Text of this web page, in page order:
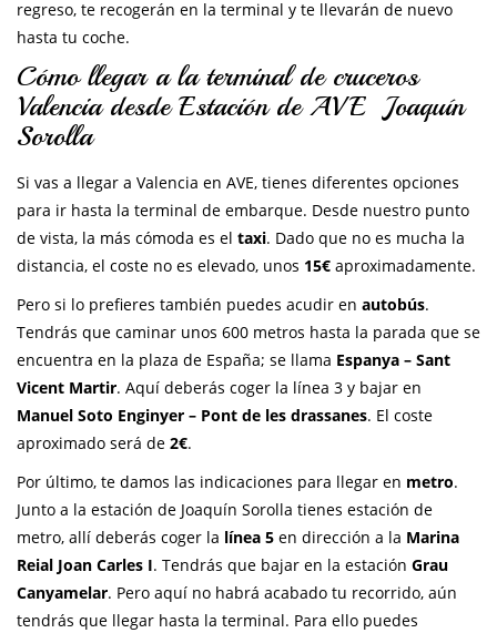
regreso, te recogerán en la terminal y te llevarán de nuevo
hasta tu coche.
Cómo llegar a la terminal de cruceros
Valencia desde Estación de AVE Joaquín
Sorolla
Si vas a llegar a Valencia en AVE, tienes diferentes opciones
para ir hasta la terminal de embarque. Desde nuestro punto
de vista, la más cómoda es el taxi. Dado que no es mucha la
distancia, el coste no es elevado, unos 15€ aproximadamente.
Pero si lo prefieres también puedes acudir en autobús.
Tendrás que caminar unos 600 metros hasta la parada que se
encuentra en la plaza de España; se llama Espanya – Sant
Vicent Martir. Aquí deberás coger la línea 3 y bajar en
Manuel Soto Enginyer – Pont de les drassanes. El coste
aproximado será de 2€.
Por último, te damos las indicaciones para llegar en metro.
Junto a la estación de Joaquín Sorolla tienes estación de
metro, allí deberás coger la línea 5 en dirección a la Marina
Reial Joan Carles I. Tendrás que bajar en la estación Grau
Canyamelar. Pero aquí no habrá acabado tu recorrido, aún
tendrás que llegar hasta la terminal. Para ello puedes